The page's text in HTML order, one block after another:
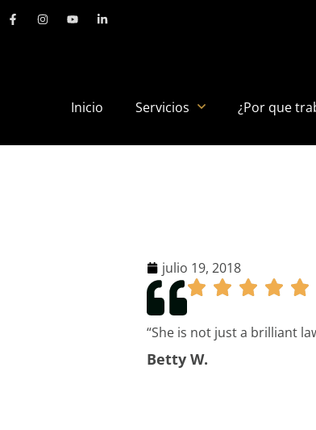
Inicio Servicios ¿Por que
julio 19, 2018
“She is not just a brilliant
Betty W.